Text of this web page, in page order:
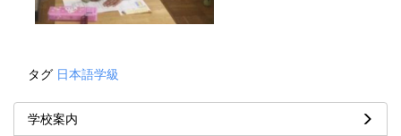
タグ 日本語学級
学校案内